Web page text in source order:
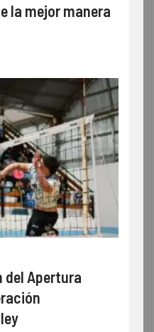
la mejor manera
del Apertura